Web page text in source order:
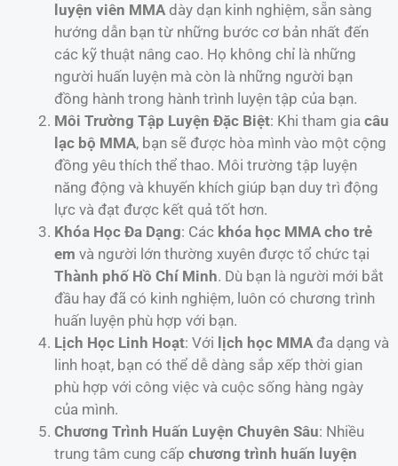
luyện viên MMAdày dạn kinh nghiệm, sẵn sàng
hướng dẫn bạn từ những bước cơ bản nhất đến
các kỹ thuật nâng cao. Họ không chỉ là những
người huấn luyện mà còn là những người bạn
đồng hành trong hành trình luyện tập của bạn.
Môi Trường Tập Luyện Đặc Biệt: Khi tham gia câu
lạc bộ MMA, bạn sẽ được hòa mình vào một cộng
đồng yêu thích thể thao. Môi trường tập luyện
năng động và khuyến khích giúp bạn duy trì động
lực và đạt được kết quả tốt hơn.
Khóa Học Đa Dạng: Các khóa học MMA cho trẻ
em và người lớn thường xuyên được tổ chức tại
Thành phố Hồ Chí Minh. Dù bạn là người mới bắt
đầu hay đã có kinh nghiệm, luôn có chương trình
huấn luyện phù hợp với bạn.
Lịch Học Linh Hoạt: Với lịch học MMAđa dạng và
linh hoạt, bạn có thể dễ dàng sắp xếp thời gian
phù hợp với công việc và cuộc sống hàng ngày
của mình.
Chương Trình Huấn Luyện Chuyên Sâu: Nhiều
trung tâm cung cấp chương trình huấn luyện